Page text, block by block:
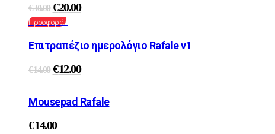
€30.00 €20.00
Προσφορά!
Επιτραπέζιο ημερολόγιο Rafale v1
€14.00 €12.00
Mousepad Rafale
€14.00